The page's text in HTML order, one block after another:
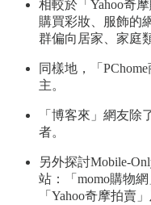
相較於「Yahoo奇
購買彩妝、服飾的
群偏向居家、家庭
同樣地，「
主。
「博客來」網友
者。
另外探討Mobile-
站：「momo購物
「Yahoo奇摩拍賣